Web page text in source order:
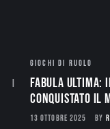
GIOCHI DI RUOLO
Fabula
conquistato il
13 OTTOBRE 2025 BY